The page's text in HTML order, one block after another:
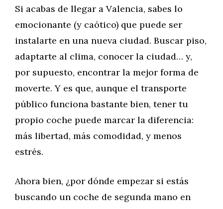
Si acabas de llegar a Valencia, sabes lo
emocionante (y caótico) que puede ser
instalarte en una nueva ciudad. Buscar piso,
adaptarte al clima, conocer la ciudad… y,
por supuesto, encontrar la mejor forma de
moverte. Y es que, aunque el transporte
público funciona bastante bien, tener tu
propio coche puede marcar la diferencia:
más libertad, más comodidad, y menos
estrés.
Ahora bien, ¿por dónde empezar si estás
buscando un coche de segunda mano en